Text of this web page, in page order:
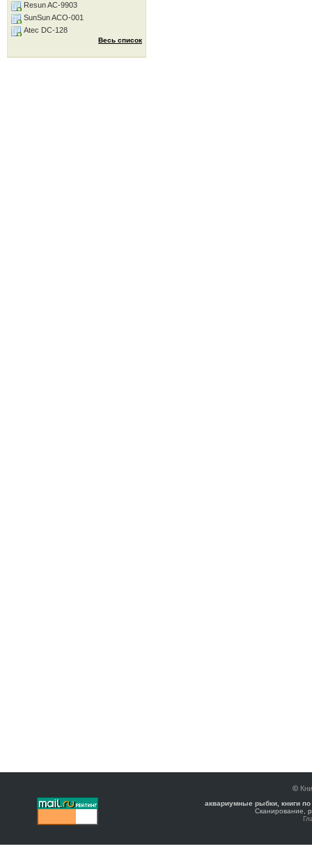
Resun AC-9903
SunSun ACO-001
Atec DC-128
Весь список
©
аквариумные рыбки, книги
Сканирование,